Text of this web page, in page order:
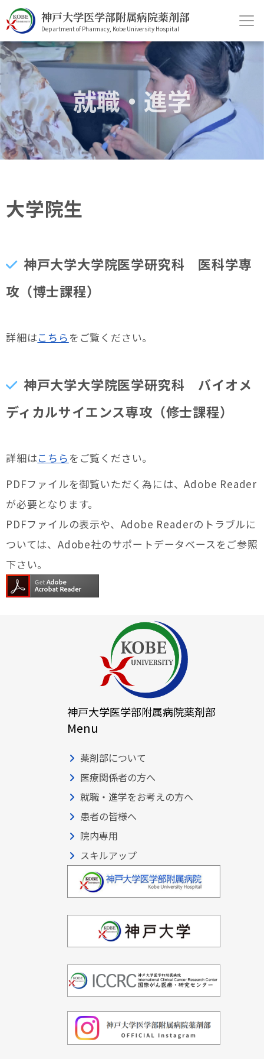
神戸大学医学部附属病院薬剤部
Department of Pharmacy, Kobe University Hospital
ホーム
薬剤部について
医療関係者の方へ
就職・進学をお考えの方へ
患者の皆様へ
就職・進学
大学院生
神戸大学大学院医学研究科 医科学専
攻（博士課程）
詳細はこちら をご覧ください。
神戸大学大学院医学研究科 バイオメ
ディカルサイエンス専攻（修士課程）
詳細はこちら をご覧ください。
PDFファイルを御覧いただく為には、Adobe Reader
が必要となります。
PDFファイルの表示や、Adobe Readerのトラブルに
ついては、Adobe社のサポートデータベースをご参照
下さい。
神戸大学医学部附属病院薬剤部
Menu
薬剤部について
医療関係者の方へ
就職・進学をお考えの方へ
患者の皆様へ
院内専用
スキルアップ